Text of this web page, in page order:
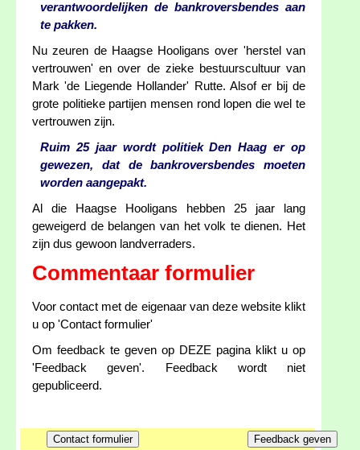
verantwoordelijken de bankroversbendes aan
te pakken.
Nu zeuren de Haagse Hooligans over 'herstel van
vertrouwen' en over de zieke bestuurscultuur van
Mark 'de Liegende Hollander' Rutte. Alsof er bij de
grote politieke partijen mensen rond lopen die wel te
vertrouwen zijn.
Ruim 25 jaar wordt politiek Den Haag er op
gewezen, dat de bankroversbendes moeten
worden aangepakt.
Al die Haagse Hooligans hebben 25 jaar lang
geweigerd de belangen van het volk te dienen. Het
zijn dus gewoon landverraders.
Commentaar formulier
Voor contact met de eigenaar van deze website klikt
u op 'Contact formulier'
Om feedback te geven op DEZE pagina klikt u op
'Feedback geven'. Feedback wordt niet
gepubliceerd.